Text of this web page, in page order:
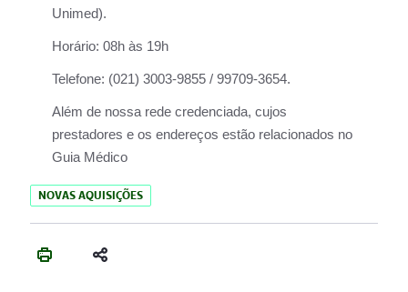
Unimed).
Horário: 08h às 19h
Telefone: (021) 3003-9855 / 99709-3654.
Além de nossa rede credenciada, cujos
prestadores e os endereços estão relacionados no
Guia Médico
NOVAS AQUISIÇÕES